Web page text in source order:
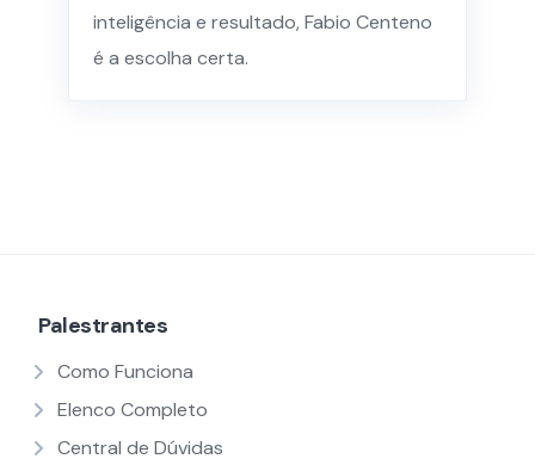
inteligência e resultado, Fabio Centeno
é a escolha certa.
Palestrantes
Como Funciona
Elenco Completo
Central de Dúvidas